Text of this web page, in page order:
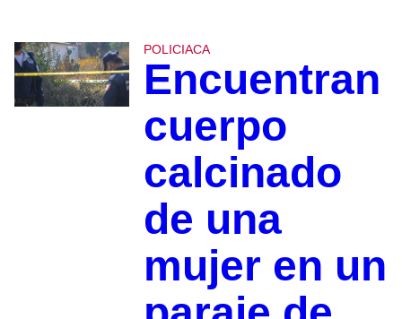
POLICIACA
Encuentran
cuerpo
calcinado
de una
mujer en un